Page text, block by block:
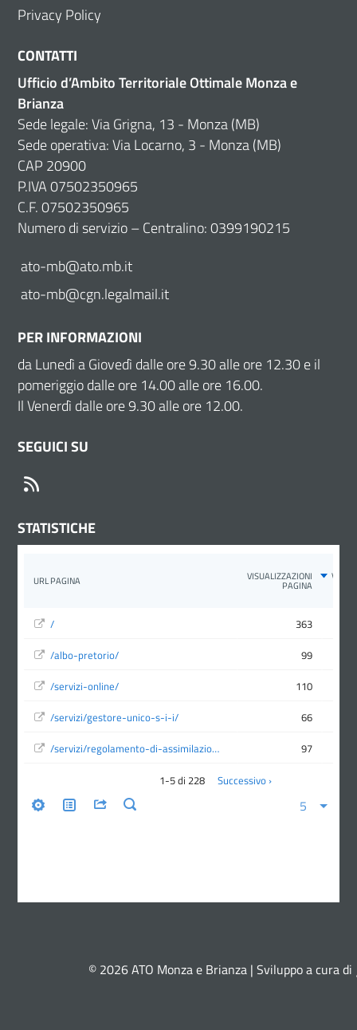
Privacy Policy
CONTATTI
Ufficio d’Ambito Territoriale Ottimale Monza e
Brianza
Sede legale: Via Grigna, 13 - Monza (MB)
Sede operativa: Via Locarno, 3 - Monza (MB)
CAP 20900
P.IVA 07502350965
C.F. 07502350965
Numero di servizio – Centralino: 0399190215
ato-mb@ato.mb.it
ato-mb@cgn.legalmail.it
PER INFORMAZIONI
da Lunedì a Giovedì dalle ore 9.30 alle ore 12.30 e il
pomeriggio dalle ore 14.00 alle ore 16.00.
Il Venerdì dalle ore 9.30 alle ore 12.00.
SEGUICI SU
STATISTICHE
© 2026 ATO Monza e Brianza | Sviluppo a cura di